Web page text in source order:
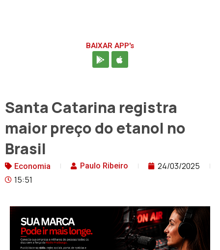
BAIXAR APP's
Santa Catarina registra
maior preço do etanol no
Brasil
Economia Paulo Ribeiro
24/03/2025
15:51